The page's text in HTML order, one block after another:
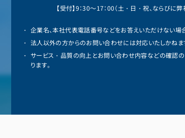
【受付】9：30～17：00（土・日・祝、ならびに
企業名、本社代表電話番号などをお答えいただけない場
法人以外の方からのお問い合わせには対応いたしかねま
サービス・品質の向上とお問い合わせ内容などの確認
ります。